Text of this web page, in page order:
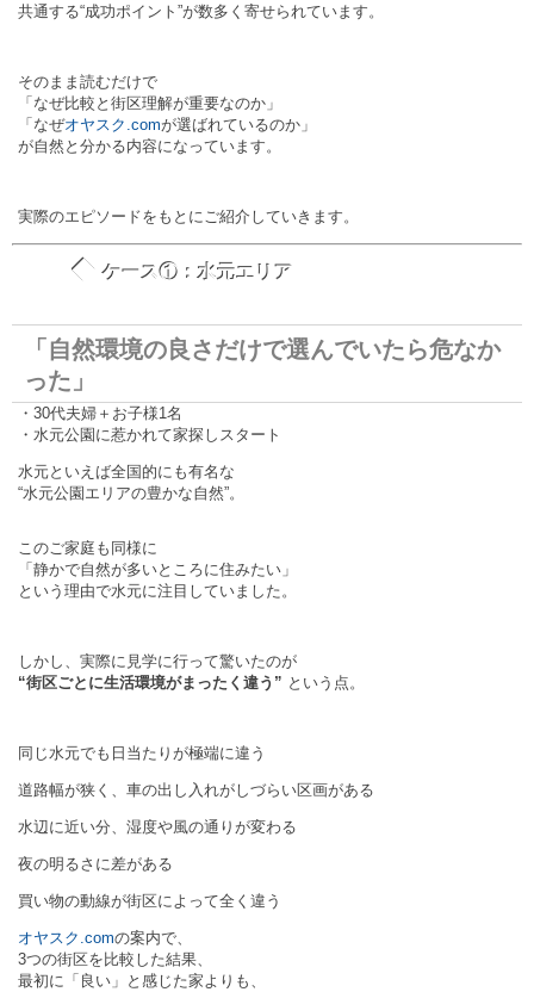
共通する“成功ポイント”が数多く寄せられています。
そのまま読むだけで
「なぜ比較と街区理解が重要なのか」
「なぜオヤスク.comが選ばれているのか」
が自然と分かる内容になっています。
実際のエピソードをもとにご紹介していきます。
◆ケース①：水元エリア
「自然環境の良さだけで選んでいたら危なか
った」
・30代夫婦＋お子様1名
・水元公園に惹かれて家探しスタート
水元といえば全国的にも有名な
“水元公園エリアの豊かな自然”。
このご家庭も同様に
「静かで自然が多いところに住みたい」
という理由で水元に注目していました。
しかし、実際に見学に行って驚いたのが
“街区ごとに生活環境がまったく違う” という点。
同じ水元でも日当たりが極端に違う
道路幅が狭く、車の出し入れがしづらい区画がある
水辺に近い分、湿度や風の通りが変わる
夜の明るさに差がある
買い物の動線が街区によって全く違う
オヤスク.comの案内で、
3つの街区を比較した結果、
最初に「良い」と感じた家よりも、